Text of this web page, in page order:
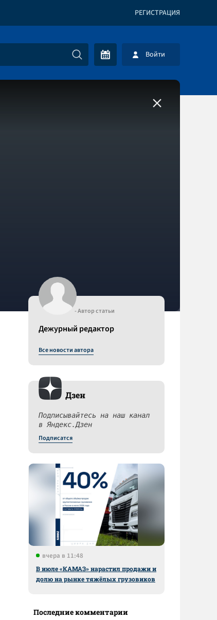
РЕГИСТРАЦИЯ
Войти
- Автор статьи
Дежурный редактор
Все новости автора
Дзен
Подписывайтесь на наш канал
в Яндекс.Дзен
Подписатся
вчера в 11:48
В июле «КАМАЗ» нарастил продажи и
долю на рынке тяжёлых грузовиков
Последние комментарии